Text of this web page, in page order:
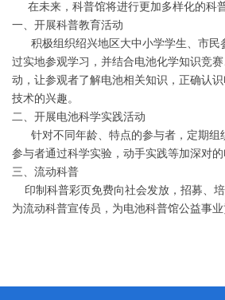
在未来，科普馆将进行更加多样化的科普
一、开展科普教育活动
积极组织绍兴地区大中小学学生、市民
过实地参观学习，并结合电池化学知识竞
动，让参观者了解电池相关知识，正确认
技术的兴趣。
二、开展电池科学实践活动
针对不同年龄、特点的参与者，定期组
参与者通过科学实验，动手实践等加深对的
三、流动科普
印制科普彩页免费向社会发放，招募、
为流动科普宣传员，为电池科普馆公益事业